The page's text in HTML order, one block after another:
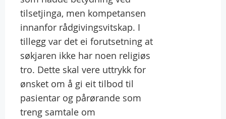
tilsetjinga, men kompetansen
innanfor rådgivingsvitskap. I
tillegg var det ei forutsetning at
søkjaren ikke har noen religiøs
tro. Dette skal vere uttrykk for
ønsket om å gi eit tilbod til
pasientar og pårørande som
treng samtale om